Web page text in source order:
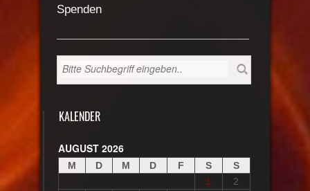
Spenden
KALENDER
AUGUST 2026
M D M D F S
S
1
2